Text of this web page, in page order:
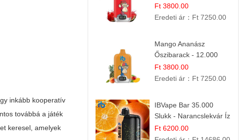
inkább kooperatív
továbbá a játék
keresel, amelyek
eldobható e-Cigaretta
Ft 3800.00
Eredeti ár： Ft 7250.00
Mango Ananász
Őszibarack - 12.000
Slukkos eldobható e-
Cigaretta
Ft 3800.00
Eredeti ár： Ft 7250.00
IBVape Bar 35.000
Slukk - Narancslekvár Íz
| Prémium E-cigaretta
Ft 6200.00